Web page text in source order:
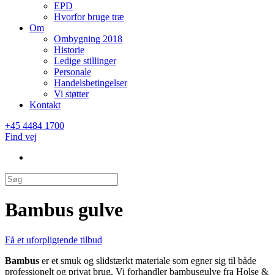
EPD
Hvorfor bruge træ
Om
Ombygning 2018
Historie
Ledige stillinger
Personale
Handelsbetingelser
Vi støtter
Kontakt
+45 4484 1700
Find vej
Bambus gulve
Få et uforpligtende tilbud
Bambus er et smuk og slidstærkt materiale som egner sig til både
professionelt og privat brug. Vi forhandler bambusgulve fra Holse &